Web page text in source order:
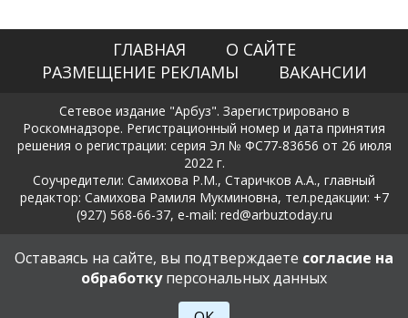
ГЛАВНАЯ
О САЙТЕ
РАЗМЕЩЕНИЕ РЕКЛАМЫ
ВАКАНСИИ
Сетевое издание "Арбуз". Зарегистрировано в
Роскомнадзоре. Регистрационный номер и дата принятия
решения о регистрации: серия Эл № ФС77-83656 от 26 июля
2022 г.
Соучредители: Самихова Р.М., Старичков А.А., главный
редактор: Самихова Рамиля Мукминовна, тел.редакции: +7
(927) 568-66-37, e-mail: red@arbuztoday.ru
Политика в отношении обработки и защиты персональных
данных
18+
Оставаясь на сайте, вы подтверждаете согласие на
обработкуперсональных данных